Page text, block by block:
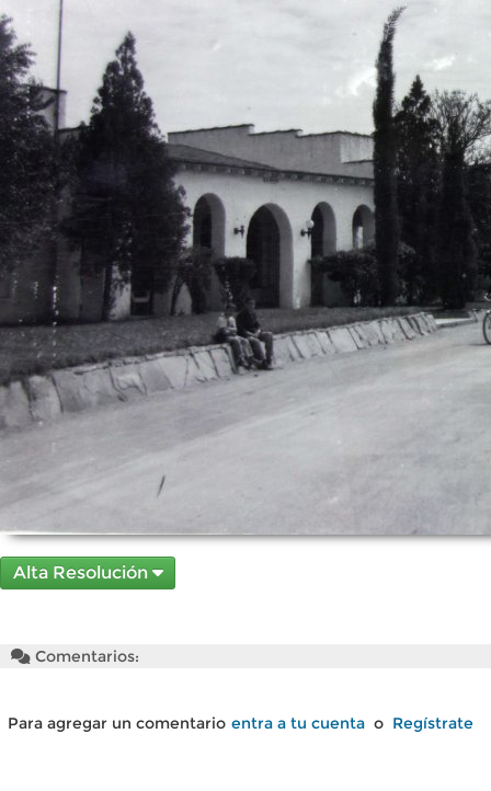
Alta Resolución
Comentarios:
Para agregar un comentario entra a tu cuenta o Regístrate